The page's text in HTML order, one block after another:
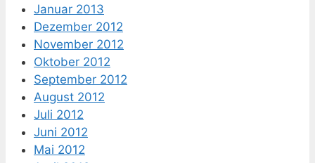
Januar 2013
Dezember 2012
November 2012
Oktober 2012
September 2012
August 2012
Juli 2012
Juni 2012
Mai 2012